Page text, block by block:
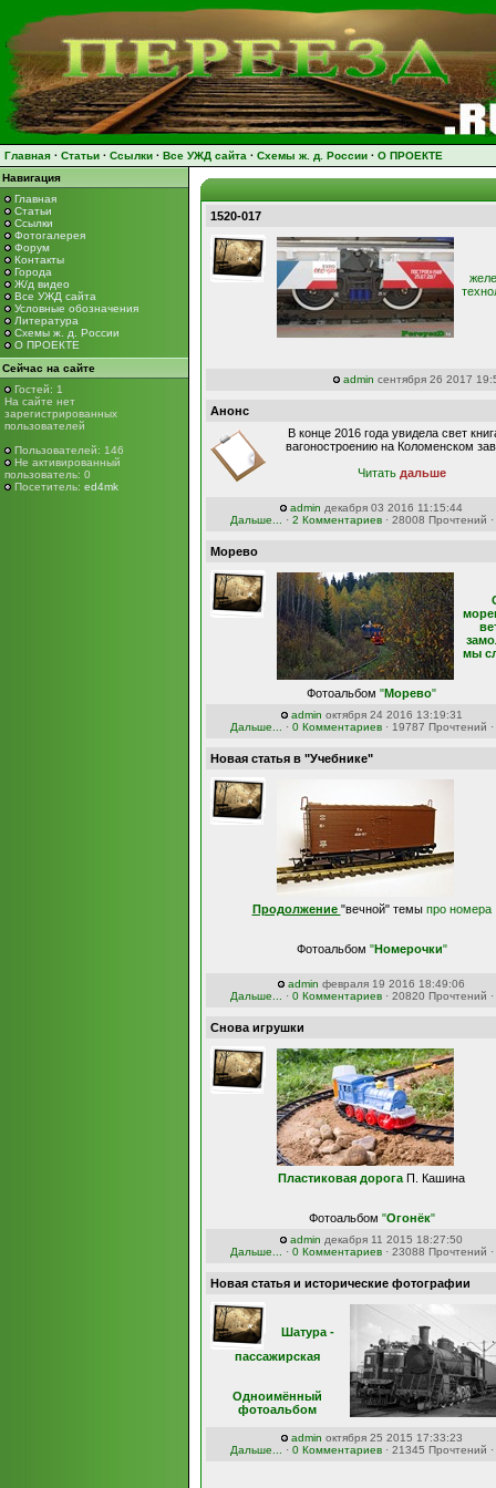
Главная · Статьи · Ссылки · Все УЖД сайта · Схемы ж. д. России · О ПРОЕКТЕ
Навигация
Главная
Статьи
Ссылки
Фотогалерея
Форум
Контакты
Города
Ж/д видео
Все УЖД сайта
Условные обозначения
Литература
Схемы ж. д. России
О ПРОЕКТЕ
Сейчас на сайте
Гостей: 1
На сайте нет
зарегистрированных
пользователей
Пользователей: 146
Не активированный
пользователь: 0
Посетитель: ed4mk
1520-017
admin сентября 26 2017
Анонс
В конце 2016 года увидела свет
вагоностроению на Коломенском
Читать дальше
admin декабря 03 2016 11:15:44
Дальше...
· 2 Комментариев · 28008 Прочтений ·
Морево
мы
Фотоальбом "Морево"
admin октября 24 2016 13:19:31
Дальше...
· 0 Комментариев · 19787 Прочтений ·
Новая статья в "Учебнике"
Продолжение "вечной" темы про номера
Фотоальбом "Номерочки"
admin февраля 19 2016 18:49:06
Дальше...
· 0 Комментариев · 20820 Прочтений ·
Снова игрушки
Пластиковая дорога П. Кашина
Фотоальбом "Огонёк"
admin декабря 11 2015 18:27:50
Дальше...
· 0 Комментариев · 23088 Прочтений ·
Новая статья и исторические фотографии
Шатура -
пассажирская
Одноимённый
фотоальбом
admin октября 25 2015 17:33:23
Дальше...
· 0 Комментариев · 21345 Прочтений ·